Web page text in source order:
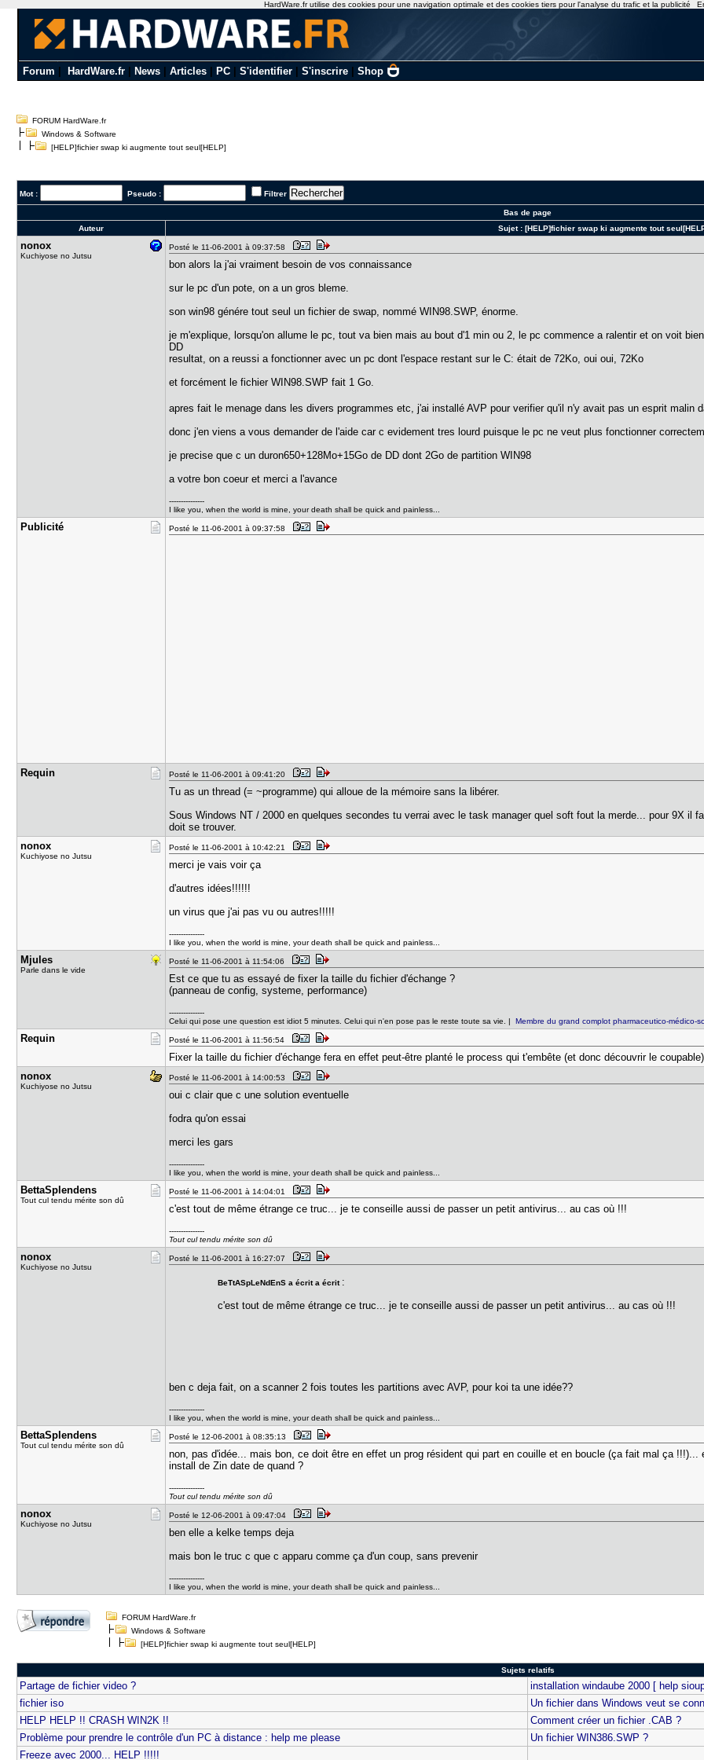
Forum HardWare.fr| News| Articles| PC| S'identifier| S'inscrire| Shop
FORUM HardWare.fr
Windows & Software
[HELP]fichier swap ki augmente tout seul[HELP]
Mot : Pseudo : Filtrer
Bas de page
Auteur
Sujet : [HELP]fichier swap ki augmente tout
nonox
Kuchiyose no Jutsu
Posté le 11-06-2001 à 09:37:58
bon alors la j'ai vraiment besoin de vos connaissance
sur le pc d'un pote, on a un gros bleme.
son win98 génére tout seul un fichier de swap, nommé WIN98.SWP, énorme.
je m'explique, lorsqu'on allume le pc, tout va bien mais au bout d'1 min ou 2, le pc commence a ralentir et on voit
DD
resultat, on a reussi a fonctionner avec un pc dont l'espace restant sur le C: était de 72Ko, oui oui, 72Ko
et forcément le fichier WIN98.SWP fait 1 Go.
apres fait le menage dans les divers programmes etc, j'ai installé AVP pour verifier qu'il n'y avait pas un esprit malin
donc j'en viens a vous demander de l'aide car c evidement tres lourd puisque le pc ne veut plus fonctionner
je precise que c un duron650+128Mo+15Go de DD dont 2Go de partition WIN98
a votre bon coeur et merci a l'avance
---------------
I like you, when the world is mine, your death shall be quick and painless...
Publicité Posté le 11-06-2001 à 09:37:58
Requin Posté le 11-06-2001 à 09:41:20
Tu as un thread (= ~programme) qui alloue de la mémoire sans la libérer.
Sous Windows NT / 2000 en quelques secondes tu verrai avec le task manager quel soft fout la merde... pour 9X il
doit se trouver.
nonox
Kuchiyose no Jutsu
Posté le 11-06-2001 à 10:42:21
merci je vais voir ça
d'autres idées!!!!!!
un virus que j'ai pas vu ou autres!!!!!
---------------
I like you, when the world is mine, your death shall be quick and painless...
Mjules
Parle dans le vide
Posté le 11-06-2001 à 11:54:06
Est ce que tu as essayé de fixer la taille du fichier d'échange ?
(panneau de config, systeme, performance)
---------------
Celui qui pose une question est idiot 5 minutes. Celui qui n'en pose pas le reste toute sa vie. |Membre du grand complot pharmaceutico-médico-
Requin Posté le 11-06-2001 à 11:56:54
Fixer la taille du fichier d'échange fera en effet peut-être planté le process qui t'embête (et donc découvrir le
nonox
Kuchiyose no Jutsu
Posté le 11-06-2001 à 14:00:53
oui c clair que c une solution eventuelle
fodra qu'on essai
merci les gars
---------------
I like you, when the world is mine, your death shall be quick and painless...
BettaSplen​dens
Tout cul tendu mérite son dû
Posté le 11-06-2001 à 14:04:01
c'est tout de même étrange ce truc... je te conseille aussi de passer un petit antivirus... au cas où !!!
---------------
Tout cul tendu mérite son dû
nonox
Kuchiyose no Jutsu
Posté le 11-06-2001 à 16:27:07
BeTtASpLeNdEnS a écrit a écrit :
c'est tout de même étrange ce truc... je te conseille aussi de passer un petit antivirus... au cas où !!!
ben c deja fait, on a scanner 2 fois toutes les partitions avec AVP, pour koi ta une idée??
---------------
I like you, when the world is mine, your death shall be quick and painless...
BettaSplen​dens
Tout cul tendu mérite son dû
Posté le 12-06-2001 à 08:35:13
non, pas d'idée... mais bon, ce doit être en effet un prog résident qui part en couille et en boucle (ça fait mal ça
install de Zin date de quand ?
---------------
Tout cul tendu mérite son dû
nonox
Kuchiyose no Jutsu
Posté le 12-06-2001 à 09:47:04
ben elle a kelke temps deja
mais bon le truc c que c apparu comme ça d'un coup, sans prevenir
---------------
I like you, when the world is mine, your death shall be quick and painless...
FORUM HardWare.fr
Windows & Software
[HELP]fichier swap ki augmente tout seul[HELP]
Sujets relatifs
Partage de fichier video ?
installation windaube 2000 [ help
fichier iso
Un fichier dans Windows veut se
HELP HELP !! CRASH WIN2K !!
Comment créer un fichier .CAB ?
Problème pour prendre le contrôle d'un PC à distance : help me please
Un fichier WIN386.SWP ?
Freeze avec 2000... HELP !!!!!
HardWare.fr utilise des cookies pour une navigation optimale et des cookies tiers pour l'analyse du trafic et la publicité